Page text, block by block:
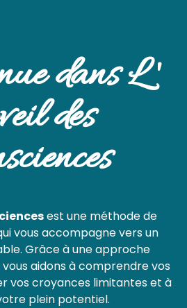
dans L '
des
est une méthode de
vous accompagne versun
Grâceà une approche
aidonsà comprendre vos
vos croyances limitantes et à
plein potentiel.